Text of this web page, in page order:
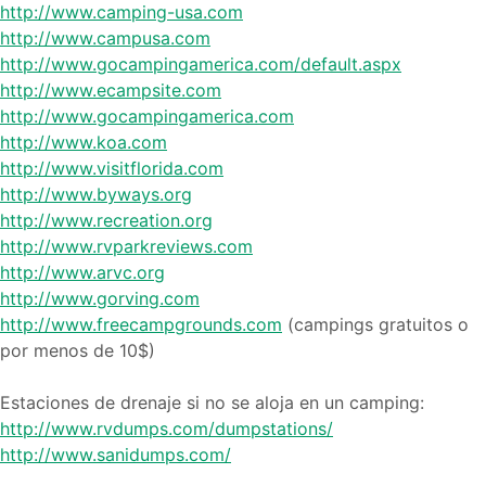
http://www.camping-usa.com
http://www.campusa.com
http://www.gocampingamerica.com/default.aspx
http://www.ecampsite.com
http://www.gocampingamerica.com
http://www.koa.com
http://www.visitflorida.com
http://www.byways.org
http://www.recreation.org
http://www.rvparkreviews.com
http://www.arvc.org
http://www.gorving.com
http://www.freecampgrounds.com (campings gratuitos o
por menos de 10$)
Estaciones de drenaje si no se aloja en un camping:
http://www.rvdumps.com/dumpstations/
http://www.sanidumps.com/